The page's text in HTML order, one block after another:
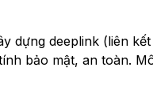
dựng deeplink (liên kết
bảo mật, an toàn.